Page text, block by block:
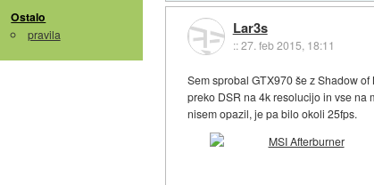
Ostalo
pravila Lar3s
::27. feb 2015, 18:11
Sem sprobal GTX970 še z Shadow
preko DSR na 4k resolucijo in vse na
nisem opazil, je pa bilo okoli 25fps.